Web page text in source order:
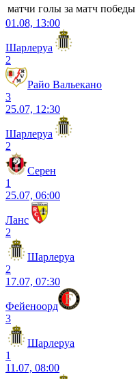
матчи голы за матч победы
01.08, 13:00
Шарлеруа
2
Райо Вальекано
3
25.07, 12:30
Шарлеруа
2
Серен
1
25.07, 06:00
Ланс
2
Шарлеруа
2
17.07, 07:30
Фейеноорд
3
Шарлеруа
1
11.07, 08:00